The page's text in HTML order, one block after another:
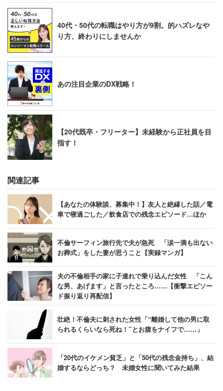
40代・50代の転職はやり方が9割。的ハズレなや
り方、終わりにしませんか
あの注目企業のDX戦略！
【20代既卒・フリーター】未経験から正社員を目
指す！
関連記事
【あなたの体験談、募集中！】友人と絶縁した話／電
車で寝過ごした／飲食店での残念エピソード…ほか
不倫サーフィン旅行先で夫が急死 「涙一滴も出ない
お葬式」をした妻が思うこと【実録マンガ】
夫の不倫相手の家に子連れで乗り込んだ女性 「こん
な男、あげます」と言ったところ……【衝撃エピソー
ド振り返り再配信】
壮絶！不倫夫に刺された女性「“離婚して他の男に取
られるくらいなら死ね！”とお腹をナイフで……」
「20代のイケメン貧乏」と「50代の残念金持ち」、結
婚するならどっち？ 未婚女性に聞いてみた結果